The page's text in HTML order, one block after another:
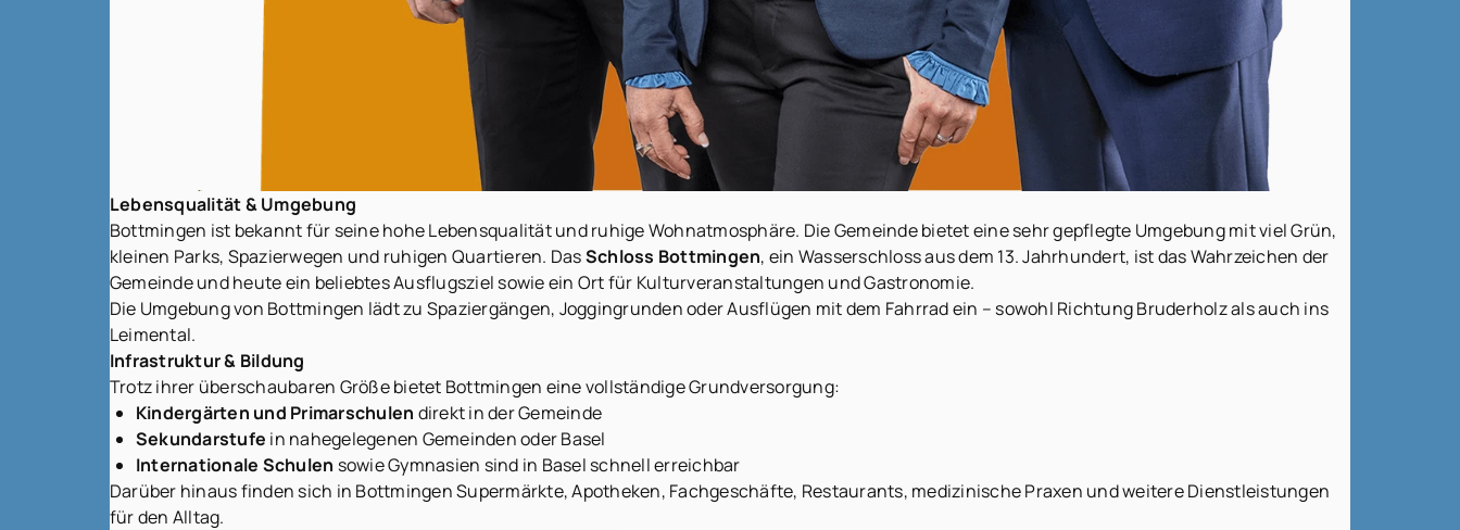
Lebensqualität & Umgebung
Bottmingen ist bekannt für seine hohe Lebensqualität und ruhige Wohnatmosphäre. Die Gemeinde bietet eine sehr gepflegte Umgebung mit viel Grün,
kleinen Parks, Spazierwegen und ruhigen Quartieren. DasSchloss Bottmingen, ein Wasserschloss aus dem 13. Jahrhundert, ist das Wahrzeichen der
Gemeinde und heute ein beliebtes Ausflugsziel sowie ein Ort für Kulturveranstaltungen und Gastronomie.
Die Umgebung von Bottmingen lädt zu Spaziergängen, Joggingrunden oder Ausflügen mit dem Fahrrad ein – sowohl Richtung Bruderholz als auch ins
Leimental.
Infrastruktur & Bildung
Trotz ihrer überschaubaren Größe bietet Bottmingen eine vollständige Grundversorgung:
Kindergärten und Primarschulen direkt in der Gemeinde
Sekundarstufe in nahegelegenen Gemeinden oder Basel
Internationale Schulen sowie Gymnasien sind in Basel schnell erreichbar
Darüber hinaus finden sich in Bottmingen Supermärkte, Apotheken, Fachgeschäfte, Restaurants, medizinische Praxen und weitere Dienstleistungen
für den Alltag.